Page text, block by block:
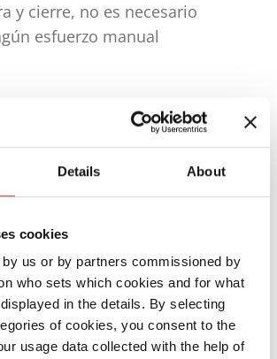
Details About
cookies
us or by partners commissioned by
who sets which cookies and for what
in the details. By selecting
of cookies, you consent to the
usage data collected with the help of
y cierre, no es necesario
esfuerzo manual
en comparación
artículo:
6110204 120 kN
100
kg